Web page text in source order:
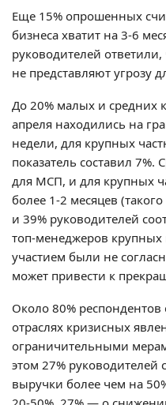
Еще 15% опрошенных
бизнеса хватит на 3-6
руководителей
не представляют угрозу
До 20% малых и
апреля находились на
недели, для крупных
показатель составил 7%.
для МСП, и для крупных
более 1-2 месяцев
и 39% руководителей
топ-менеджеров
участием были не
может привести к
Около 80%
отраслях кризисных
ограничительными
этом 27%
выручки более чем на